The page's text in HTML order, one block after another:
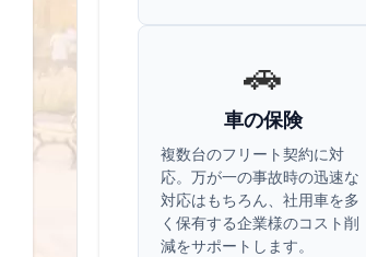
🚗
車の保険
複数台のフリート契約に対
応。万が一の事故時の迅速な
対応はもちろん、社用車を多
く保有する企業様のコスト削
減をサポートします。